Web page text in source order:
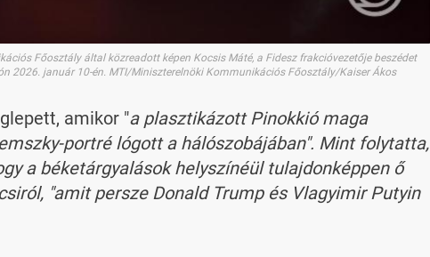
Főosztály által közreadott képen Kocsis Máté, a Fidesz frakcióvezetője beszédet
2026. január 10-én. MTI/Miniszterelnöki Kommunikációs Főosztály/Kaiser Ákos
amikor "a plasztikázott Pinokkió maga
portré lógott a hálószobájában". Mint folytatta,
a béketárgyalások helyszínéül tulajdonképpen ő
"amit persze Donald Trump és Vlagyimir Putyin